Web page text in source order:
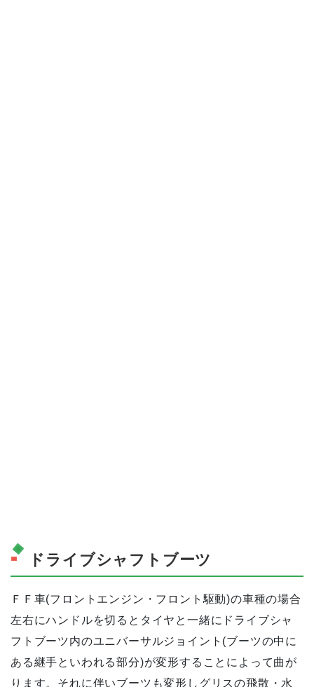
ドライブシャフトブーツ
ＦＦ車(フロントエンジン・フロント駆動)の車種の場合
左右にハンドルを切るとタイヤと一緒にドライブシャ
フトブーツ内のユニバーサルジョイント(ブーツの中に
ある継手といわれる部分)が変形することによって曲が
ります。それに伴いブーツも変形しグリスの飛散・水